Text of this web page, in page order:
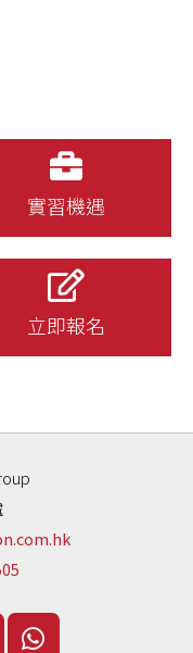
實習機遇
立即報名